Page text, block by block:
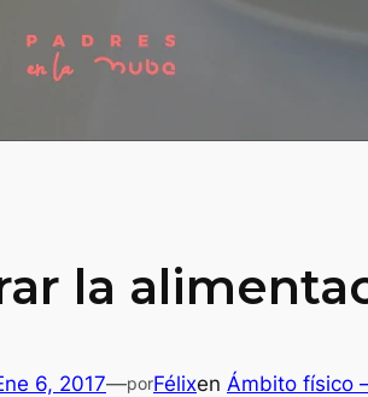
la
6, 2017—porFélixen Ámbito físico